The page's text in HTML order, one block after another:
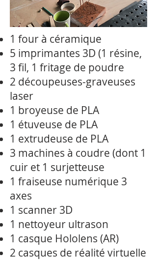
1 four à céramique
5 imprimantes 3D (1 résine,
3 fil, 1 fritage de poudre
2 découpeuses-graveuses
laser
1 broyeuse de PLA
1 étuveuse de PLA
1 extrudeuse de PLA
3 machines à coudre (dont 1
cuir et 1 surjetteuse
1 fraiseuse numérique 3
axes
1 scanner 3D
1 nettoyeur ultrason
1 casque Hololens (AR)
2 casques de réalité virtuelle